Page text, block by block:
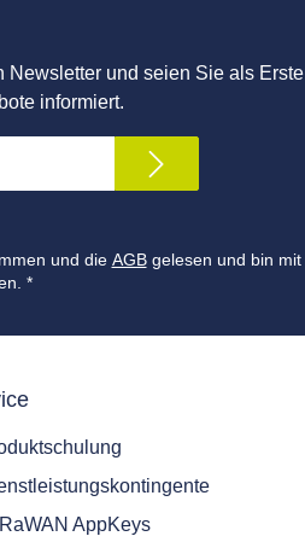
und seien Sie als Erste
informiert.
und die AGBgelesen und bin mit
*
AppKeys